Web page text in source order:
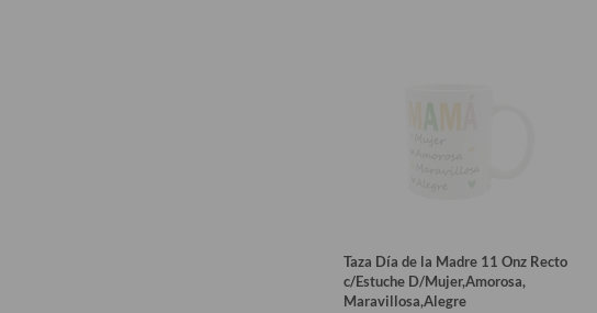
Taza Día de la Madre 11 Onz Recto
c/Estuche D/Mujer,Amorosa,
Maravillosa,Alegre